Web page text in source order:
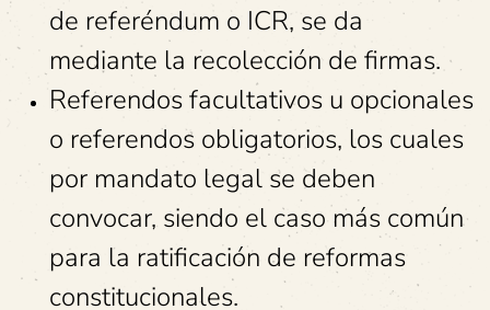
de referéndum o ICR, se da
mediante la recolección de firmas.
Referendos facultativos u opcionales
o referendos obligatorios, los cuales
por mandato legal se deben
convocar, siendo el caso más común
para la ratificación de reformas
constitucionales.